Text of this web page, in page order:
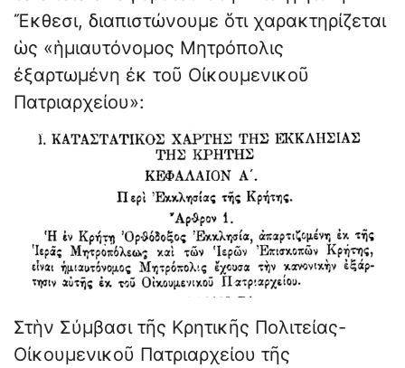
Ἔκθεσι, διαπιστώνουμε ὅτι χαρακτηρίζεται
ὡς «ἡμιαυτόνομος Μητρόπολις
ἐξαρτωμένη ἐκ τοῦ Οἰκουμενικοῦ
Πατριαρχείου»:
Στὴν Σύμβασι τῆς Κρητικῆς Πολιτείας-
Οἰκουμενικοῦ Πατριαρχείου τῆς